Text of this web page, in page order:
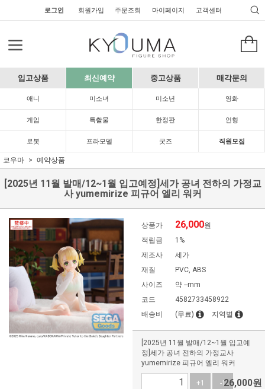
로그인 회원가입 주문조회 마이페이지 고객센터
입고상품 최신예약 중고상품 매각문의
애니 미소녀 미소년 영화
게임 특촬물 한정판 인형
로봇 프라모델 굿즈 직원모집
쿄우마 예약상품
[2025년 11월 발매/12~1월 입고예정]세가 공녀 전하의 가정교
사 yumemirize 피규어 엘리 워커
상품가 26,000원
적립금
1%
제조사
세가
재질
PVC, ABS
사이즈
약 --mm
코드
4582733458922
배송비
(무료) 지역별
[2025년 11월 발매/12~1월 입고예
정]세가 공녀 전하의 가정교사
yumemirize 피규어 엘리 워커
+1 -126,000원